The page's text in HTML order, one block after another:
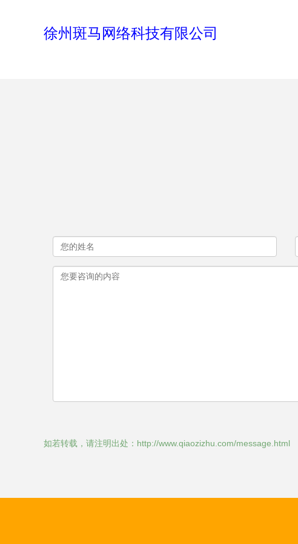
徐州斑马网络科技有限公司
如若转载，请注明出处：http://www.qiaozizhu.com/message.html